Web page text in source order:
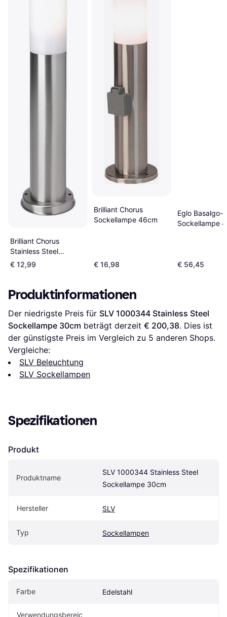
Brilliant Chorus
Stainless Steel
Sockellampe 50cm
€ 12,99
Brilliant Chorus
Sockellampe 46cm
€ 16,98
Eglo Basalgo-Z
Sockellampe
€ 56,45
Produktinformationen
Der niedrigste Preis für SLV 1000344 Stainless Steel
Sockellampe 30cm beträgt derzeit € 200,38. Dies ist
der günstigste Preis im Vergleich zu 5 anderen Shops.
Vergleiche:
SLV Beleuchtung
SLV Sockellampen
Spezifikationen
Produkt
Produktname
SLV 1000344 Stainless Steel
Sockellampe 30cm
Hersteller SLV
Typ Sockellampen
Spezifikationen
Farbe Edelstahl
Verwendungsbereic